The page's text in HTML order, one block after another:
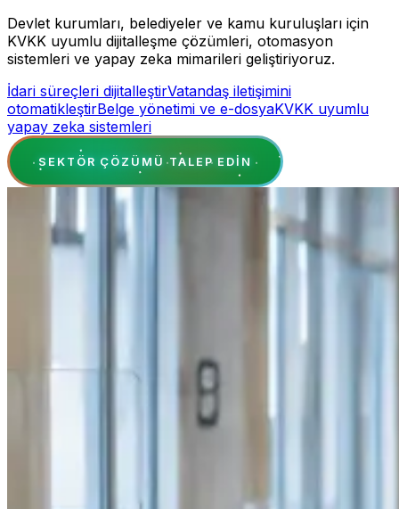
Devlet kurumları, belediyeler ve kamu kuruluşları için
KVKK uyumlu dijitalleşme çözümleri, otomasyon
sistemleri ve yapay zeka mimarileri geliştiriyoruz.
İdari süreçleri dijitalleştirVatandaş iletişimini
otomatikleştirBelge yönetimi ve e-dosyaKVKK uyumlu
yapay zeka sistemleri
SEKTÖR ÇÖZÜMÜ TALEP EDIN